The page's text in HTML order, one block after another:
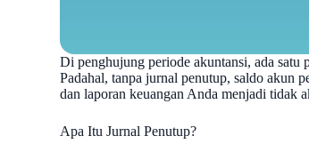
Di penghujung periode akuntansi, ada
Padahal, tanpa jurnal penutup, saldo akun
dan laporan keuangan Anda menjadi tidak
Apa Itu Jurnal Penutup?